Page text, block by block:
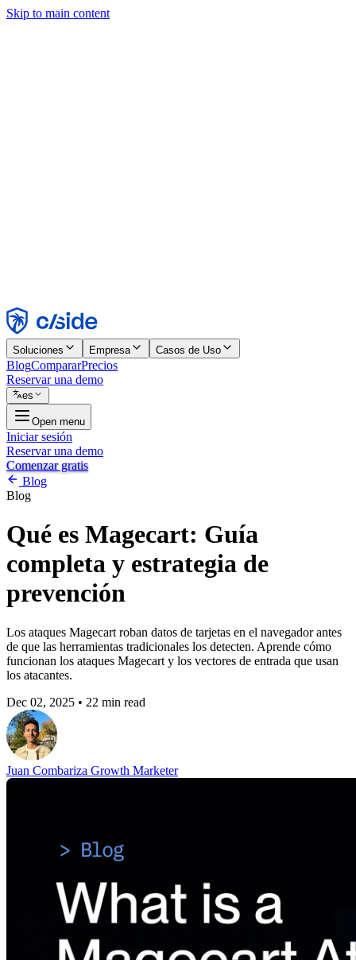
Skip to main content
Rechazar
Soluciones Empresa Casos de Uso
BlogCompararPrecios
Reservar una demo
es
Open menu
Iniciar sesión
Reservar una demo
Comenzar gratis
Blog
Blog
Qué es Magecart: Guía
completa y estrategia de
prevención
Los ataques Magecart roban datos de tarjetas en el navegador antes
de que las herramientas tradicionales los detecten. Aprende cómo
funcionan los ataques Magecart y los vectores de entrada que usan
los atacantes.
Dec 02, 2025 • 22 min read
Juan Combariza Growth Marketer